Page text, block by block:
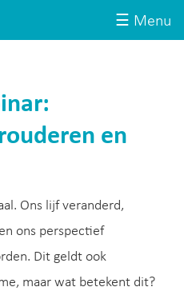
☰ Menu
en
Ons lijf veranderd,
ons perspectief
Dit geldt ook
maar wat betekent dit?